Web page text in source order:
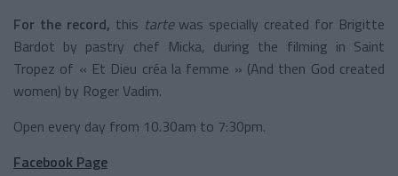
For the record, this tartewas specially created for Brigitte
Bardot by pastry chef Micka, during the filming in Saint
Tropez of « Et Dieu créa la femme » (And then God created
women) by Roger Vadim.
Open every day from 10.30am to 7:30pm.
Facebook Page